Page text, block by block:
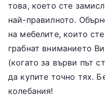
това, което сте
най-правилното.
на мебелите, които
грабнат вниманието
(когато за върви път
да купите точно тях.
колебания!